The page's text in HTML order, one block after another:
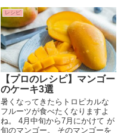
レシピ
【プロのレシピ】マンゴー
のケーキ3選
暑くなってきたらトロピカルな
フルーツが食べたくなりますよ
ね。 4月中旬から7月にかけて が
旬のマンゴー。 そのマンゴーを